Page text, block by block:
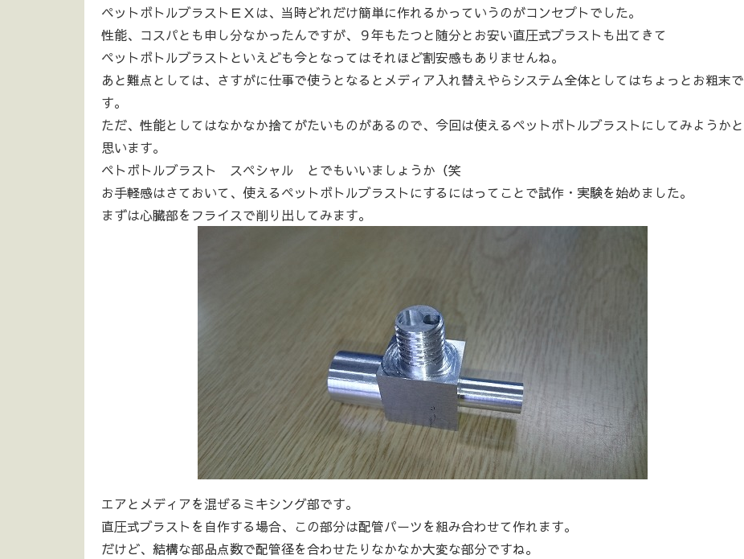
ペットボトルブラストＥＸは、当時どれだけ簡単に作れるかっていうのがコンセプトでした。
性能、コスパとも申し分なかったんですが、９年もたつと随分とお安い直圧式ブラストも出てきて
ペットボトルブラストといえども今となってはそれほど割安感もありませんね。
あと難点としては、さすがに仕事で使うとなるとメディア入れ替えやらシステム全体としてはちょっとお粗末で
す。
ただ、性能としてはなかなか捨てがたいものがあるので、今回は使えるペットボトルブラストにしてみようかと
思います。
ペトボトルブラスト スペシャル とでもいいましょうか（笑
お手軽感はさておいて、使えるペットボトルブラストにするにはってことで試作・実験を始めました。
まずは心臓部をフライスで削り出してみます。
エアとメディアを混ぜるミキシング部です。
直圧式ブラストを自作する場合、この部分は配管パーツを組み合わせて作れます。
だけど、結構な部品点数で配管径を合わせたりなかなか大変な部分ですね。